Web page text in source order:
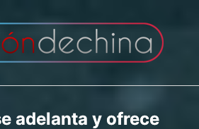
adelanta y ofrece